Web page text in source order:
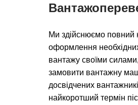
Ми здійснюємо повний
оформлення
вантажу своїми
замовити вантажну
досвідчених
найкоротший термін